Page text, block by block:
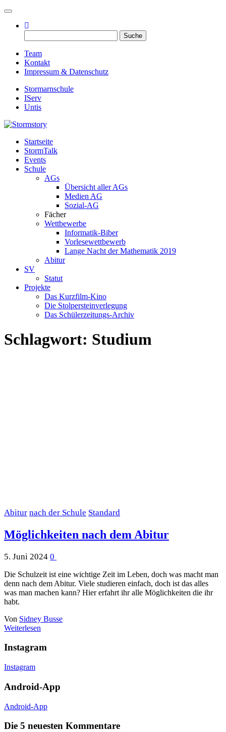
Toggle navigation
nach:
Team
Kontakt
Impressum & Datenschutz
Stormarnschule
IServ
Untis
Stormstory
Eure digitale Schülerzeitung
Startseite
StormTalk
Events
Schule
AGs
Übersicht aller AGs
Medien AG
Sozial-AG
Fächer
Wettbewerbe
Informatik-Biber
Vorlesewettbewerb
Lange Nacht der Mathematik 2019
Abitur
SV
Statut
Projekte
Das Kurzfilm-Kino
Die Stolpersteinverlegung
Das Schülerzeitungs-Archiv
Schlagwort: Studium
Abitur nach der Schule Standard
Möglichkeiten nach dem Abitur
5. Juni 2024 0
Die Schulzeit ist eine wichtige Zeit im Leben, doch was macht man
denn nach dem Abitur. Viele studieren einfach, doch ist das alles
was man machen kann? Hier erfahrt ihr alle Möglichkeiten die ihr
habt.
Von Sidney Busse
Weiterlesen
Instagram
Instagram
Android-App
Android-App
Die 5 neuesten Kommentare